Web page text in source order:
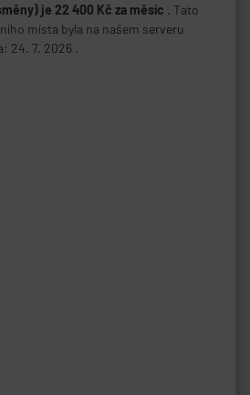
je 22 400 Kč za měsíc . Tato
místa byla na našem serveru
24. 7. 2026 .